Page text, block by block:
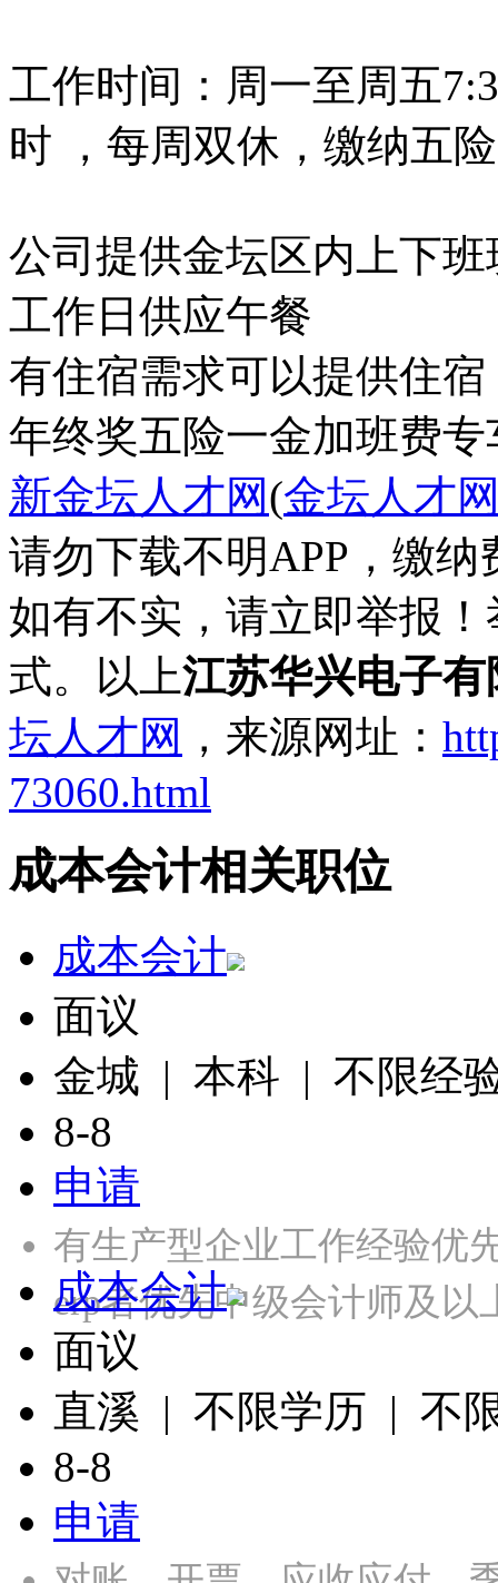
工作时间：周一至周五
时 ，每周双休，缴纳五
公司提供金坛区内上下
工作日供应午餐
有住宿需求可以提供住宿
年终奖五险一金加班费专
新金坛人才网(金坛人才
请勿下载不明APP，缴
如有不实，请立即举报
式。以上江苏华兴电子
坛人才网 ，来源网址：
73060.html
成本会计相关职位
成本会计
面议
金城 | 本科 | 不限经
8-8
申请
有生产型企业工作经验优
erp者优先中级会计师及
成本会计
面议
直溪 | 不限学历 | 不
8-8
申请